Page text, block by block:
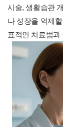
시술, 생활습관
나 성장을 억제
표적인 치료법